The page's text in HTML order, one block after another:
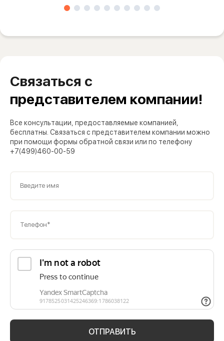
Связаться с
представителем компании!
Все консультации, предоставляемые компанией,
бесплатны. Связаться с представителем компании можно
при помощи формы обратной связи или по телефону
+7(499)460-00-59
Введите имя
Телефон*
ОТПРАВИТЬ